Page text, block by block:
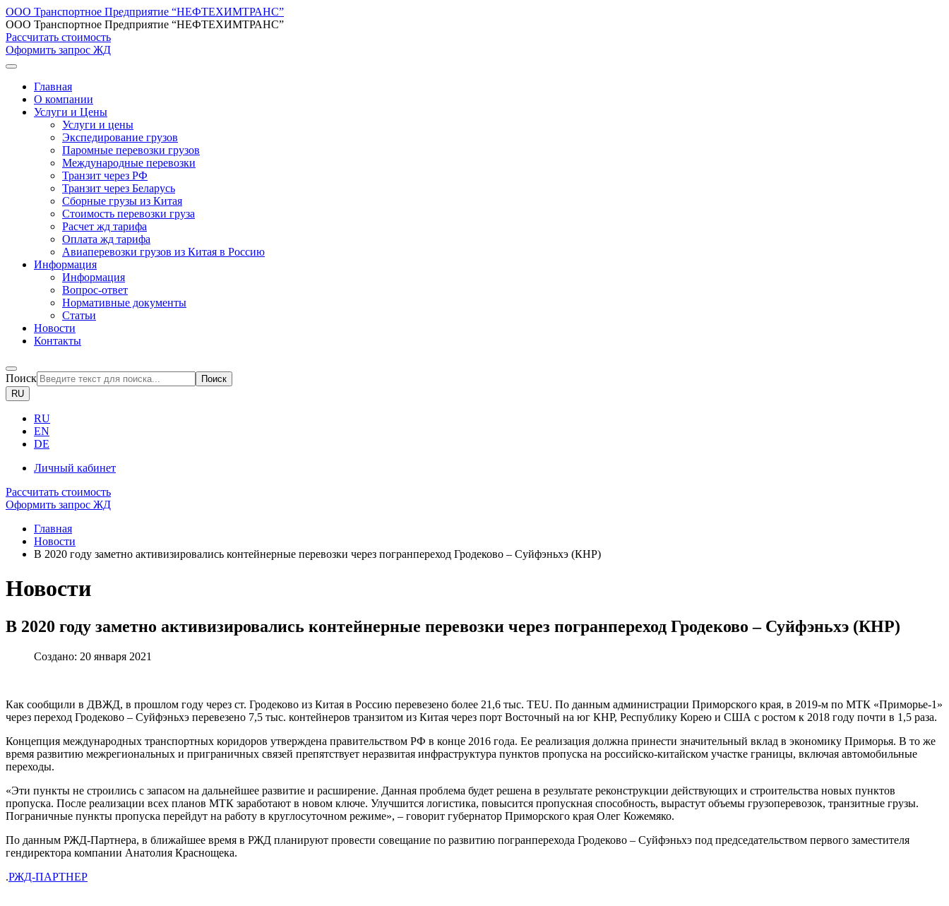
ООО Транспортное Предприятие “НЕФТЕХИМТРАНС”
ООО Транспортное Предприятие “НЕФТЕХИМТРАНС”
Рассчитать стоимость
Оформить запрос ЖД
Главная
О компании
Услуги и Цены
Услуги и цены
Экспедирование грузов
Паромные перевозки грузов
Международные перевозки
Транзит через РФ
Транзит через Беларусь
Сборные грузы из Китая
Стоимость перевозки груза
Расчет жд тарифа
Оплата жд тарифа
Авиаперевозки грузов из Китая в Россию
Информация
Информация
Вопрос-ответ
Нормативные документы
Статьи
Новости
Контакты
Поиск
Поиск
RU
RU
EN
DE
Личный кабинет
Рассчитать стоимость
Оформить запрос ЖД
Главная
Новости
В 2020 году заметно активизировались контейнерные перевозки через погранпереход Гродеково – Суйфэньхэ (КНР)
Новости
В 2020 году заметно активизировались контейнерные перевозки через погранпереход Гродеково – Суйфэньхэ (КНР)
Создано: 20 января 2021
Как сообщили в ДВЖД, в прошлом году через ст. Гродеково из Китая в Россию перевезено более 21,6 тыс. TEU. По данным администрации Приморского края, в 2019-м по МТК «Приморье-1»
через переход Гродеково – Суйфэньхэ перевезено 7,5 тыс. контейнеров транзитом из Китая через порт Восточный на юг КНР, Республику Корею и США с ростом к 2018 году почти в 1,5 раза.
Концепция международных транспортных коридоров утверждена правительством РФ в конце 2016 года. Ее реализация должна принести значительный вклад в экономику Приморья. В то же
время развитию межрегиональных и приграничных связей препятствует неразвитая инфраструктура пунктов пропуска на российско-китайском участке границы, включая автомобильные
переходы.
«Эти пункты не строились с запасом на дальнейшее развитие и расширение. Данная проблема будет решена в результате реконструкции действующих и строительства новых пунктов
пропуска. После реализации всех планов МТК заработают в новом ключе. Улучшится логистика, повысится пропускная способность, вырастут объемы грузоперевозок, транзитные грузы.
Пограничные пункты пропуска перейдут на работу в круглосуточном режиме», – говорит губернатор Приморского края Олег Кожемяко.
По данным РЖД-Партнера, в ближайшее время в РЖД планируют провести совещание по развитию погранперехода Гродеково – Суйфэньхэ под председательством первого заместителя
гендиректора компании Анатолия Краснощека.
.РЖД-ПАРТНЕР